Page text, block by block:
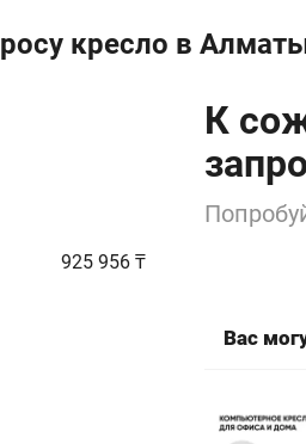
кресло в
925 956 ₸
К
Вас